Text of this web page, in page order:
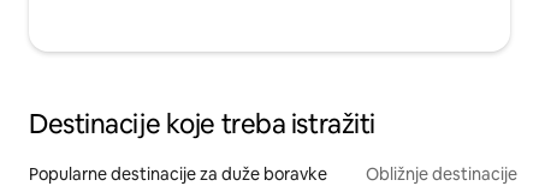
Destinacije koje treba istražiti
Popularne destinacije za duže boravke Obližnje destinacije